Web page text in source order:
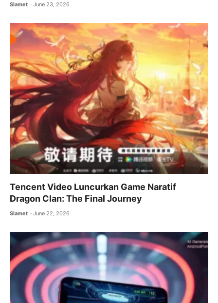
Slamet June 23, 2026
Tencent Video Luncurkan Game Naratif
Dragon Clan: The Final Journey
Slamet June 22, 2026